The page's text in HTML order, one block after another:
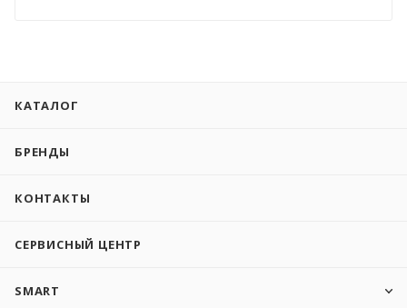
КАТАЛОГ
БРЕНДЫ
КОНТАКТЫ
СЕРВИСНЫЙ ЦЕНТР
SMART